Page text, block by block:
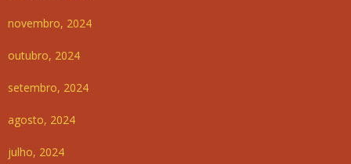
novembro, 2024
outubro, 2024
setembro, 2024
agosto, 2024
julho, 2024